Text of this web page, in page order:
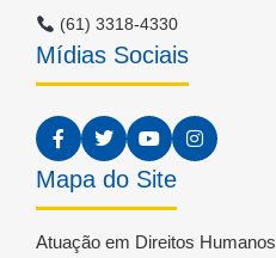
(61) 3318-4330
Mídias Sociais
Mapa do Site
Atuação em Direitos Humanos